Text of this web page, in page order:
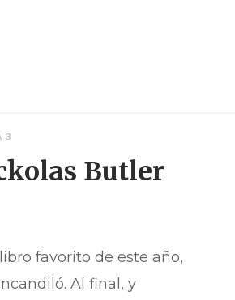
3
Butler
favorito de este año,
Al final, y